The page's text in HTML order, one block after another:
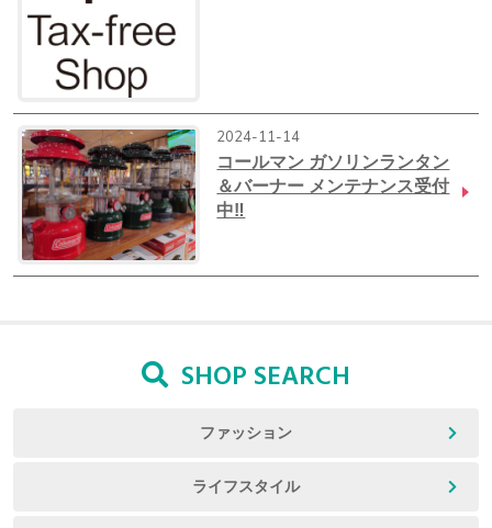
2024-11-14
コールマン ガソリンランタン
＆バーナー メンテナンス受付
中‼
SHOP SEARCH
ファッション
ライフスタイル